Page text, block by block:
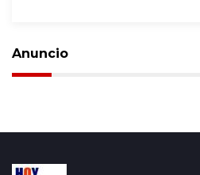
Anuncio